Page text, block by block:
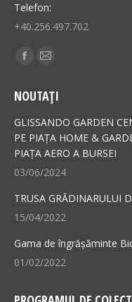
Telefon:
+40.256.497.702
Find us on:
Facebook
opens
in
new
window
Mail
opens
in
new
window
NOUTAȚI
GLISSANDO GARDEN
PE PIAȚA HOME &
PIAȚA AERO A BURSEI
03/06/2024
TRUSA GRĂDINARULUI
15/04/2022
Gama de îngrășăminte
01/02/2022